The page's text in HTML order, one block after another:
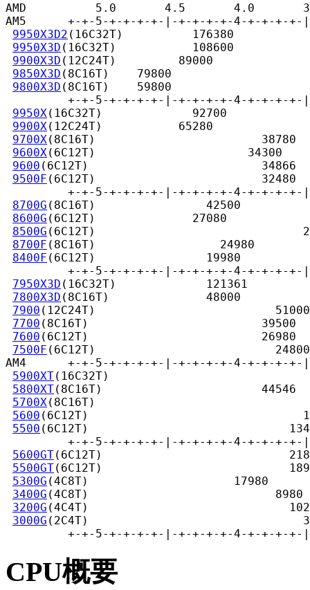
AMD          5.0       4.5       4.0
AM5      +-+-5-+-+-+-+-|-+-+-+-+-4-+-+-+-+-|-
9950X3D2 (16C32T)          176380
9950X3D (16C32T)           108600
9900X3D (12C24T)         89000
9850X3D (8C16T)    79800
9800X3D (8C16T)    59800
+-+-5-+-+-+-+-|-+-+-+-+-4-+-+-+-
9950X (16C32T)             92700
9900X (12C24T)           65280
9700X (8C16T)                        38780
9600X (6C12T)                      34300
9600 (6C12T)                         34866
9500F (6C12T)                        32480
+-+-5-+-+-+-+-|-+-+-+-+-4-+-+-+-
8700G (8C16T)                42500
8600G (6C12T)              27080
8500G (6C12T)
8700F (8C16T)                  24980
8400F (6C12T)                19980
+-+-5-+-+-+-+-|-+-+-+-+-4-+-+-+-
7950X3D (16C32T)             121361
7800X3D (8C16T)              48000
7900 (12C24T)                          51000
7700 (8C16T)                         39500
7600 (6C12T)                         26980
7500F (6C12T)                          24800
AM4      +-+-5-+-+-+-+-|-+-+-+-+-4-+-+-+-+-|-
5900XT(16C32T)
5800XT(8C16T)                       44546
5700X (8C16T)
5600 (6C12T)
5500 (6C12T)
+-+-5-+-+-+-+-|-+-+-+-+-4-+-+-+-
5600GT(6C12T)
5500GT(6C12T)
5300G (4C8T)                     17980
3400G (4C8T)                           8980
3200G (4C4T)
3000G (2C4T)
+-+-5-+-+-+-+-|-+-+-+-+-4-+-+-+-
CPU概要